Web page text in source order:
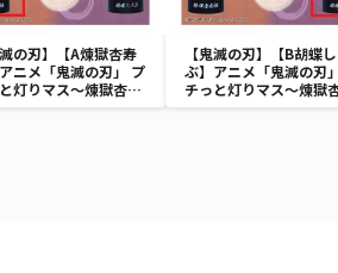
滅の刃】【A煉獄杏寿
ニメ「鬼滅の刃」 プ
灯りマス～煉獄杏寿
蝶しのぶ～
【鬼滅の刃】【B胡蝶
ぶ】アニメ「鬼滅の刃
チっと灯りマス～煉獄
郎・胡蝶しのぶ～